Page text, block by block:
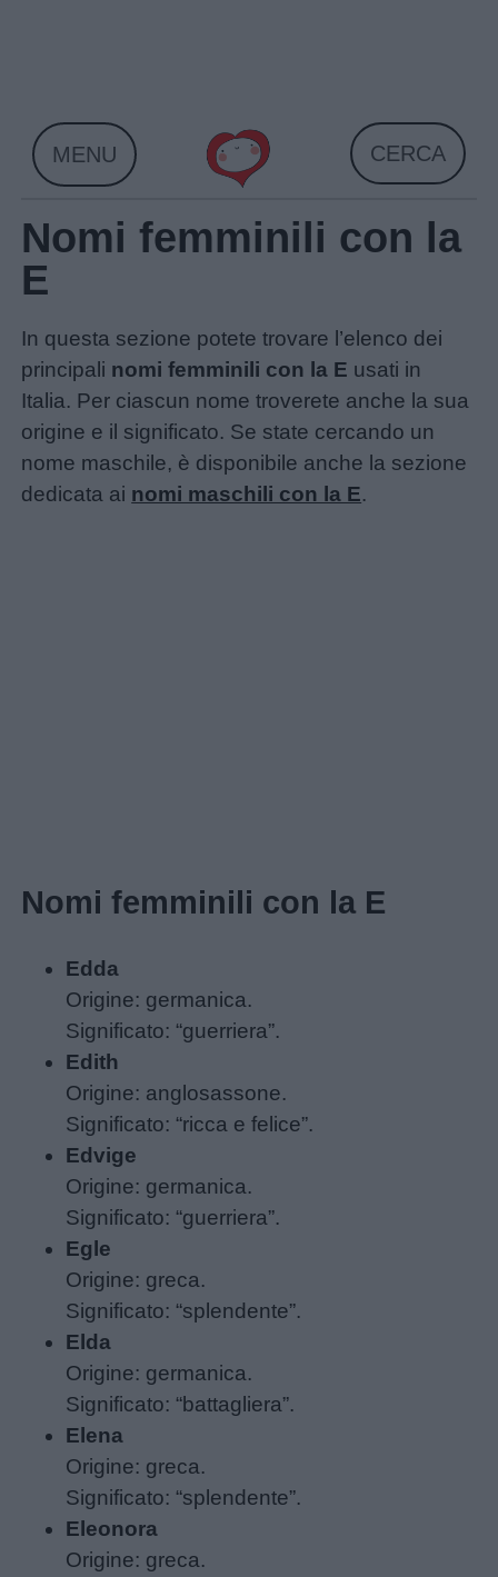
Home
MENU CERCA
Nomi femminili con la
E
In questa sezione potete trovare l’elenco dei
principali nomi femminili con la E usati in
Italia. Per ciascun nome troverete anche la sua
origine e il significato. Se state cercando un
nome maschile, è disponibile anche la sezione
dedicata ai nomi maschili con la E.
Nomi femminili con la E
Edda
Origine: germanica.
Significato: “guerriera”.
Edith
Origine: anglosassone.
Significato: “ricca e felice”.
Edvige
Origine: germanica.
Significato: “guerriera”.
Egle
Origine: greca.
Significato: “splendente”.
Elda
Origine: germanica.
Significato: “battagliera”.
Elena
Origine: greca.
Significato: “splendente”.
Eleonora
Origine: greca.